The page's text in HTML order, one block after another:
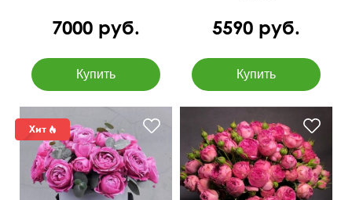
7000 руб. 5590 руб.
21 ветка розы Пинк Пиано